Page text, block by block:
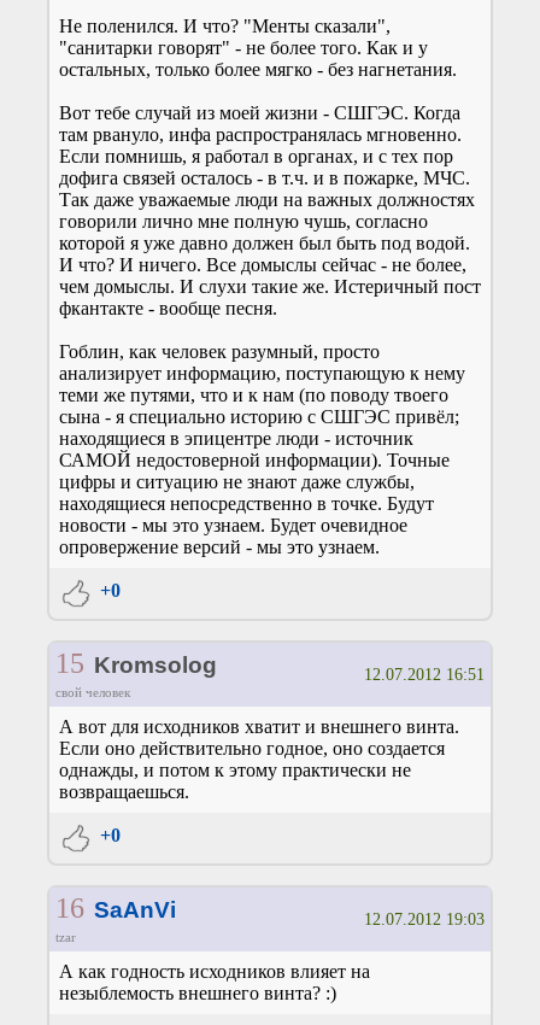
Не поленился. И что? "Менты сказали",
"санитарки говорят" - не более того. Как и у
остальных, только более мягко - без нагнетания.
Вот тебе случай из моей жизни - СШГЭС. Когда
там рвануло, инфа распространялась мгновенно.
Если помнишь, я работал в органах, и с тех пор
дофига связей осталось - в т.ч. и в пожарке, МЧС.
Так даже уважаемые люди на важных должностях
говорили лично мне полную чушь, согласно
которой я уже давно должен был быть под водой.
И что? И ничего. Все домыслы сейчас - не более,
чем домыслы. И слухи такие же. Истеричный пост
фкантакте - вообще песня.
Гоблин, как человек разумный, просто
анализирует информацию, поступающую к нему
теми же путями, что и к нам (по поводу твоего
сына - я специально историю с СШГЭС привёл;
находящиеся в эпицентре люди - источник
САМОЙ недостоверной информации). Точные
цифры и ситуацию не знают даже службы,
находящиеся непосредственно в точке. Будут
новости - мы это узнаем. Будет очевидное
опровержение версий - мы это узнаем.
+0
15 Kromsolog
свой человек
12.07.2012 16:51
А вот для исходников хватит и внешнего винта.
Если оно действительно годное, оно создается
однажды, и потом к этому практически не
возвращаешься.
+0
16 SaAnVi
tzar
12.07.2012 19:03
А как годность исходников влияет на
незыблемость внешнего винта? :)